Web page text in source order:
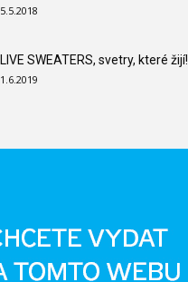
5.5.2018
LIVE SWEATERS, svetry, které žijí!
1.6.2019